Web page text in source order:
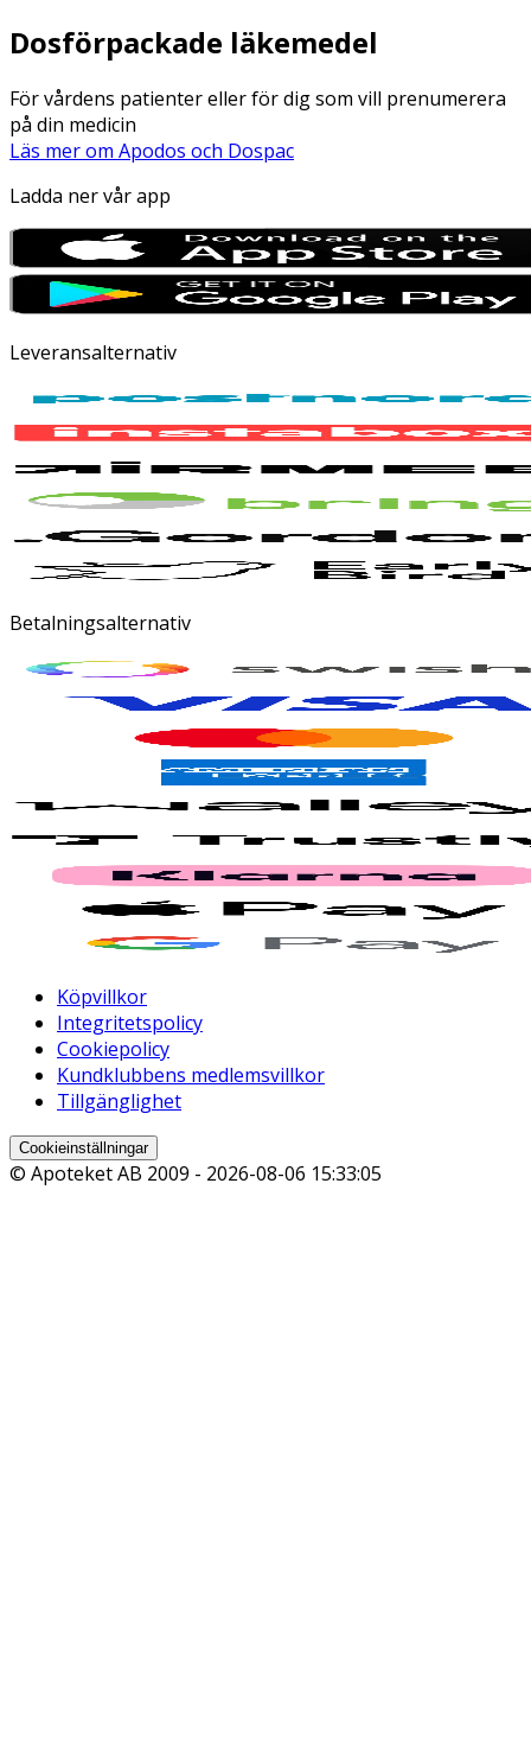
Dosförpackade läkemedel
För vårdens patienter eller för dig som vill prenumerera
på din medicin
Läs mer om Apodos och Dospac
Ladda ner vår app
Leveransalternativ
Betalningsalternativ
Köpvillkor
Integritetspolicy
Cookiepolicy
Kundklubbens medlemsvillkor
Tillgänglighet
Cookieinställningar
© Apoteket AB 2009 - 2026-08-06 15:33:05